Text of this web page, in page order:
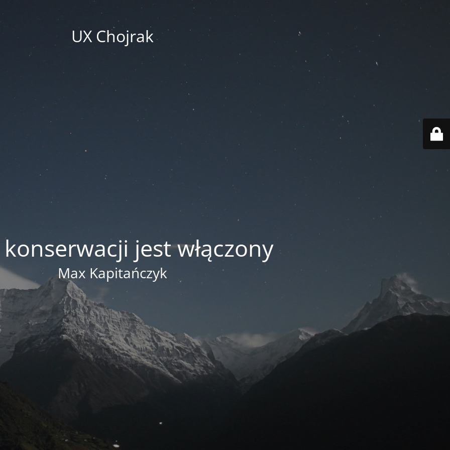
UX Chojrak
jest włączony
Max Kapitańczyk